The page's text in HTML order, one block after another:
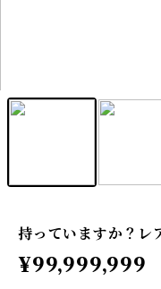
持っていますか？レ
¥99,999,999